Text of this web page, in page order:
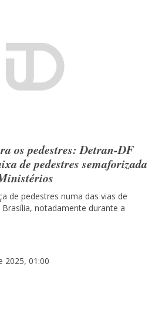
os pedestres: Detran-DF
de pedestres semaforizada
de pedestres numa das vias de
notadamente durante a
2025, 01:00